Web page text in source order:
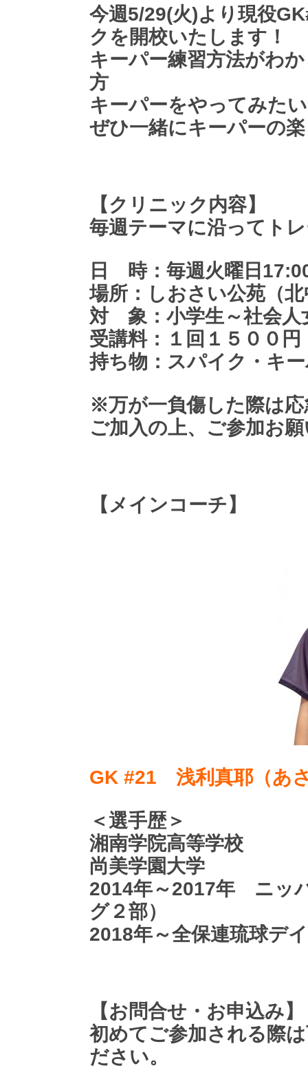
今週5/29(火)より現役
クを開校いたします！
キーパー練習方法がわ
方
キーパーをやってみた
ぜひ一緒にキーパーの
【クリニック内容】
毎週テーマに沿ってト
日 時：毎週火曜日
場所：しおさい公苑（
対 象：小学生～社会人
受講料：１回１５００円
持ち物：スパイク・キ
※万が一負傷した際は
ご加入の上、ご参加お
【メインコーチ】
GK #21 浅利真耶（あ
＜選手歴＞
湘南学院高等学校
尚美学園大学
2014年～2017年 ニッ
グ２部）
2018年～全保連琉球デ
【お問合せ・お申込み】
初めてご参加される際
ださい。